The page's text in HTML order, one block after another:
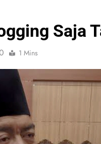
Saja
1 Mins